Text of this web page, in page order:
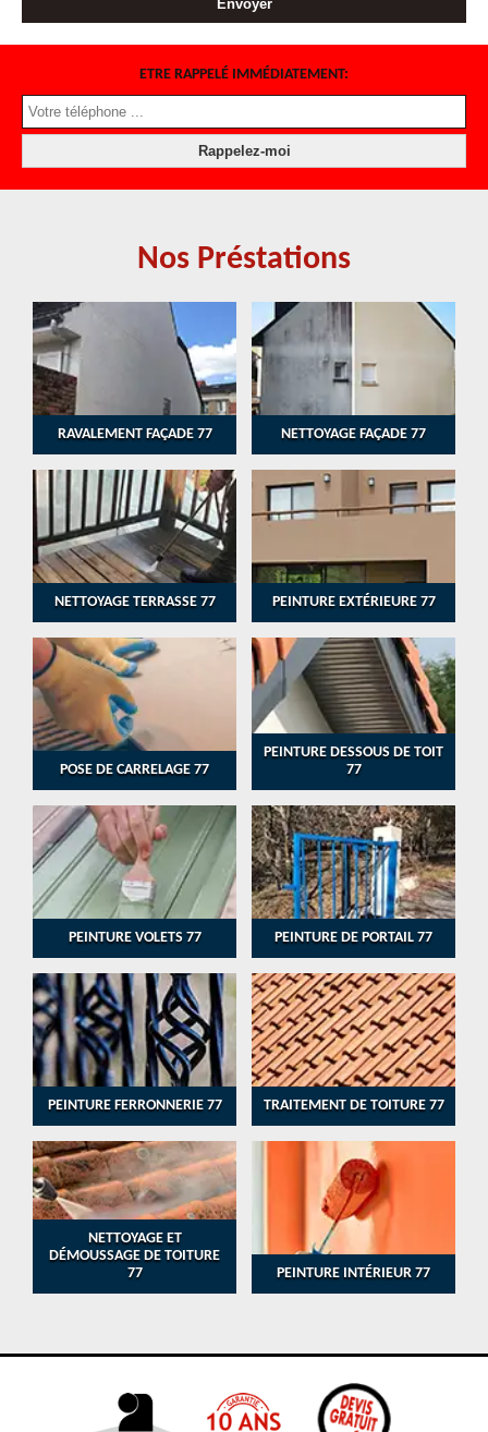
ETRE RAPPELÉ IMMÉDIATEMENT:
Nos Préstations
RAVALEMENT FAÇADE 77 NETTOYAGE FAÇADE 77
NETTOYAGE TERRASSE 77 PEINTURE EXTÉRIEURE 77
POSE DE CARRELAGE 77
PEINTURE DESSOUS DE TOIT
77
PEINTURE VOLETS 77 PEINTURE DE PORTAIL 77
PEINTURE FERRONNERIE 77 TRAITEMENT DE TOITURE 77
NETTOYAGE ET
DÉMOUSSAGE DE TOITURE
77
PEINTURE INTÉRIEUR 77